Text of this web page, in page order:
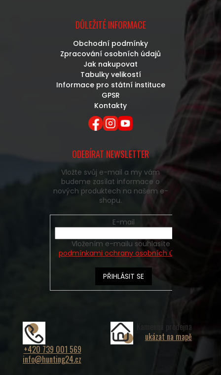
DŮLEŽITÉ INFORMACE
Obchodní podmínky
Zpracování osobních údajů
Jak nakupovat
Tabulky velikostí
Informace pro státní instituce
GPSR
Kontakty
ODEBÍRAT NEWSLETTER
Vložte svůj e-mail a my vám
budeme zasílat informace o
nových produktech na našem e-
shopu.
E-mail
podmínkami ochrany osobních údajů
PŘIHLÁSIT SE
+420 739 001 569
info@hunting24.cz
Kamenná prodejna
ukázat na mapě